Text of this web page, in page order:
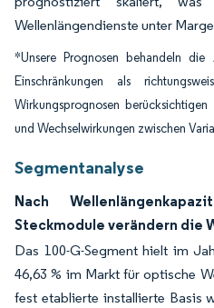
Wellenlängendienste unter
*Unsere Prognosen behandeln
Einschränkungen als
Wirkungsprognosen berücksichtigen
und Wechselwirkungen zwischen
Segmentanalyse
Nach
Steckmodule verändern die
Das 100-G-Segment hielt im
46,63 % im Markt für optische
fest etablierte installierte Basis